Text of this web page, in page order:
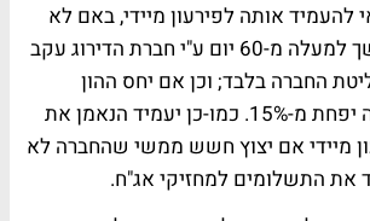
להעמיד אותה לפירעון מיידי, באם לא
תדורג החברה במשך למעלה מ-60 יום ע"י חברת הדירוג עקב
החברה בלבד; וכן אם יחס ההון
לנכסים של החברה יפחת מ-15%. כמו-כן יעמיד הנאמן את
מיידי אם יצוץ חשש ממשי שהחברה לא
את התשלומים למחזיקי אג"ח.